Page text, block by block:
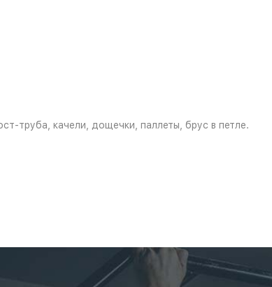
труба, качели, дощечки, паллеты, брус в петле.